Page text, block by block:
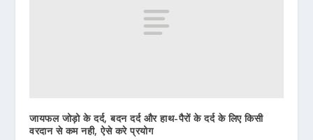
जायफल जोड़ो के दर्द, बदन दर्द और हाथ-पैरों के दर्द के लिए किसी
वरदान से कम नही, ऐसे करे प्रयोग